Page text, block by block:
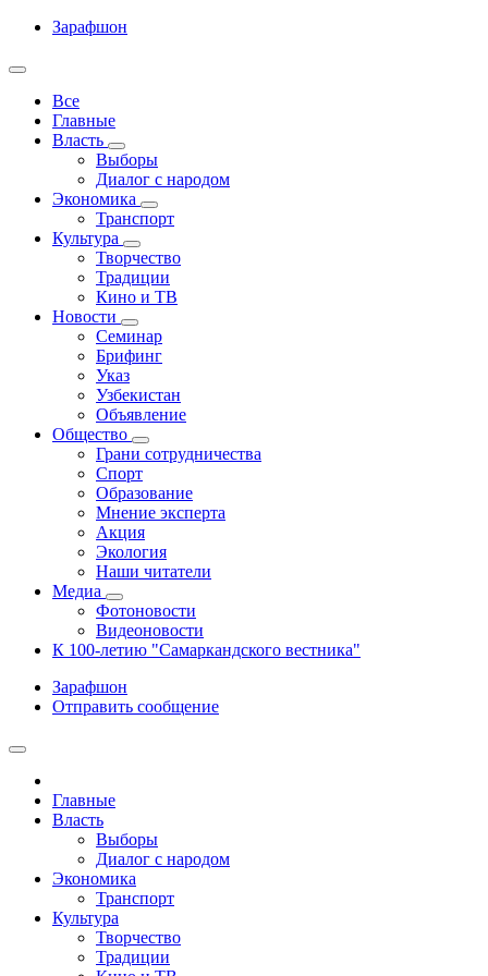
Зарафшон
Все
Главные
Власть
Выборы
Диалог с народом
Экономика
Транспорт
Культура
Творчество
Традиции
Кино и ТВ
Новости
Семинар
Брифинг
Указ
Узбекистан
Объявление
Общество
Грани сотрудничества
Спорт
Образование
Мнение эксперта
Акция
Экология
Наши читатели
Медиа
Фотоновости
Видеоновости
К 100-летию "Самаркандского вестника"
Зарафшон
Отправить сообщение
Главные
Власть
Выборы
Диалог с народом
Экономика
Транспорт
Культура
Творчество
Традиции